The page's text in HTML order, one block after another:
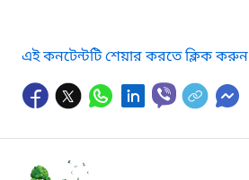
এই কনটেন্টটি শেয়ার করতে ক্লিক করুন